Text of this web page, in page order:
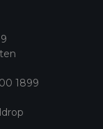
1899